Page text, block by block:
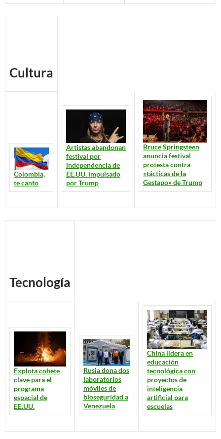
Cultura
Colombia,
te canto
Artistas abandonan
festival por
independencia de
EE.UU. impulsado
por Trump
Bruce Springsteen
anuncia festival
protesta contra
«tácticas de la
Gestapo» de Trump
Tecnología
Explota cohete
clave para el
programa
espacial de
EE.UU.
Rusia dona dos
laboratorios
móviles de
bioseguridad a
Venezuela
China lidera en
educación
tecnológica con
proyectos de
inteligencia
artificial para
escuelas